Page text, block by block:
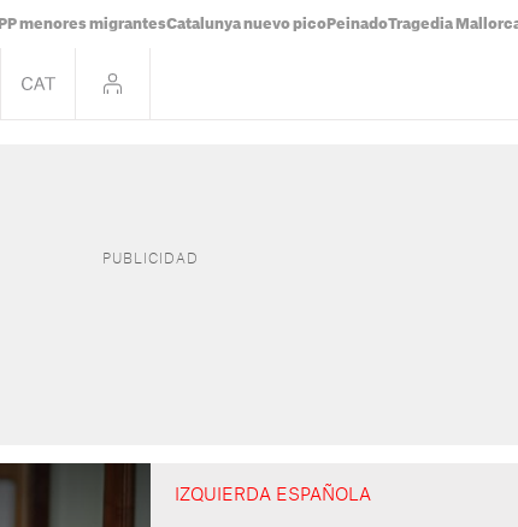
PP menores migrantesCatalunya nuevo pico PeinadoTragedia
IZQUIERDA ESPAÑOLA